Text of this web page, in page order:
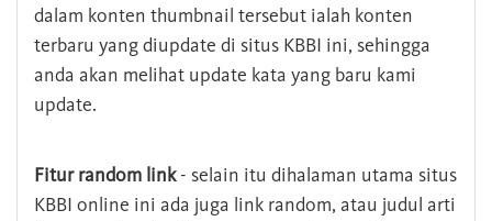
dalam konten thumbnail tersebut ialah konten
terbaru yang diupdate di situs KBBI ini, sehingga
anda akan melihat update kata yang baru kami
update.
Fitur random link- selain itu dihalaman utama situs
KBBI online ini ada juga link random, atau judul arti